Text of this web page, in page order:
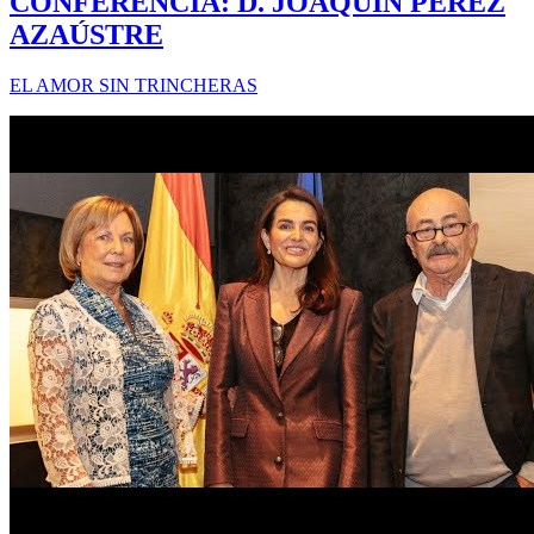
AZAÚSTRE
EL AMOR SIN TRINCHERAS